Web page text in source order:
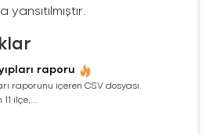
raporu
raporunu içeren CSV dosyası.
ilçe,...